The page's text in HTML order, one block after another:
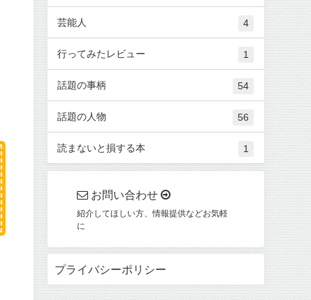
芸能人 4
行ってみたレビュー 1
話題の事柄 54
話題の人物 56
読まないと損する本 1
お問い合わせ
紹介してほしい方、情報提供などお気軽
に
プライバシーポリシー